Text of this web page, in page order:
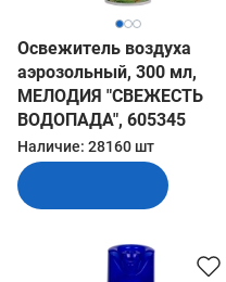
Освежитель воздуха
аэрозольный, 300 мл,
МЕЛОДИЯ "СВЕЖЕСТЬ
ВОДОПАДА", 605345
Наличие: 28160 шт